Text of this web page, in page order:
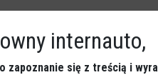
uderzył skrzynią
nie doznałinternauto,
zapoznanie się z treścią i